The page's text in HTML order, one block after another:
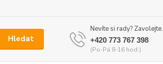
Hledat
Nevíte si rady? Zavolejte.
+420 773 767 398
(Po-Pá 8-16 hod.)